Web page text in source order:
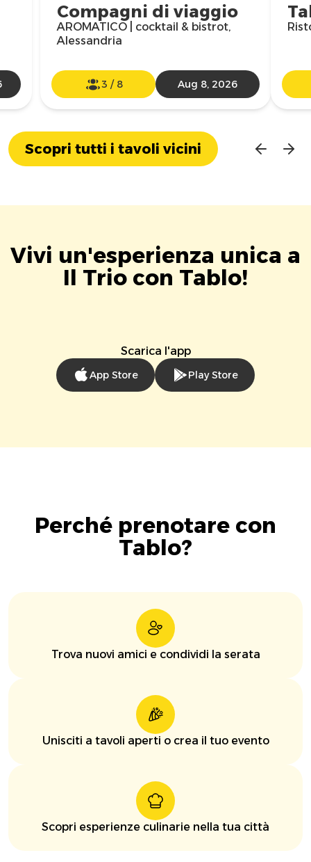
Compagni di viaggio
AROMATICO | cocktail & bistrot,
Alessandria
3 / 8 Aug 8, 2026
Scopri tutti i tavoli vicini
Vivi un'esperienza unica a
Il Trio con Tablo!
Scarica l'app
App Store Play Store
Perché prenotare con
Tablo?
Trova nuovi amici e condividi la serata
Unisciti a tavoli aperti o crea il tuo evento
Scopri esperienze culinarie nella tua città